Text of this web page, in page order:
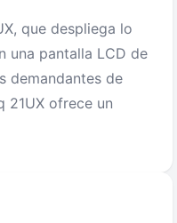
que despliega lo
una pantalla LCD de
demandantes de
21UX ofrece un